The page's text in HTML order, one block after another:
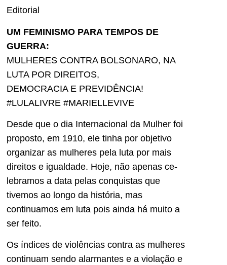
Editorial
UM FEMINISMO PARA TEMPOS DE
GUERRA:
MULHERES CONTRA BOLSONARO, NA
LUTA POR DIREITOS,
DEMOCRACIA E PREVIDÊNCIA!
#LULALIVRE #MARIELLEVIVE
Desde que o dia In­ternacional da Mu­lher foi
proposto, em 1910, ele tinha por objetivo
organizar as mulhe­res pela luta por mais
direitos e igualdade. Hoje, não apenas ce­
lebramos a data pelas conquistas que
tivemos ao longo da história, mas
continuamos em luta pois ainda há muito a
ser feito.
Os índices de violências con­tra as mulheres
continuam sendo alarmantes e a violação e